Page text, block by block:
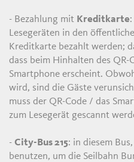
- Bezahlung mit Kreditkarte
Lesegeräten in den
Kreditkarte bezahlt werden;
dass beim Hinhalten des QR-
Smartphone erscheint.
wird, sind die Gäste
muss der QR-Code / das
zum Lesegerät gescannt
-City-Bus 215: in diesem
benutzen, um die Seilbahn